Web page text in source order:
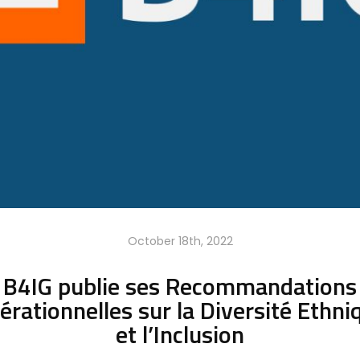
October 18th, 2022
B4IG publie ses Recommandations
sur la Diversité
et l’Inclusion